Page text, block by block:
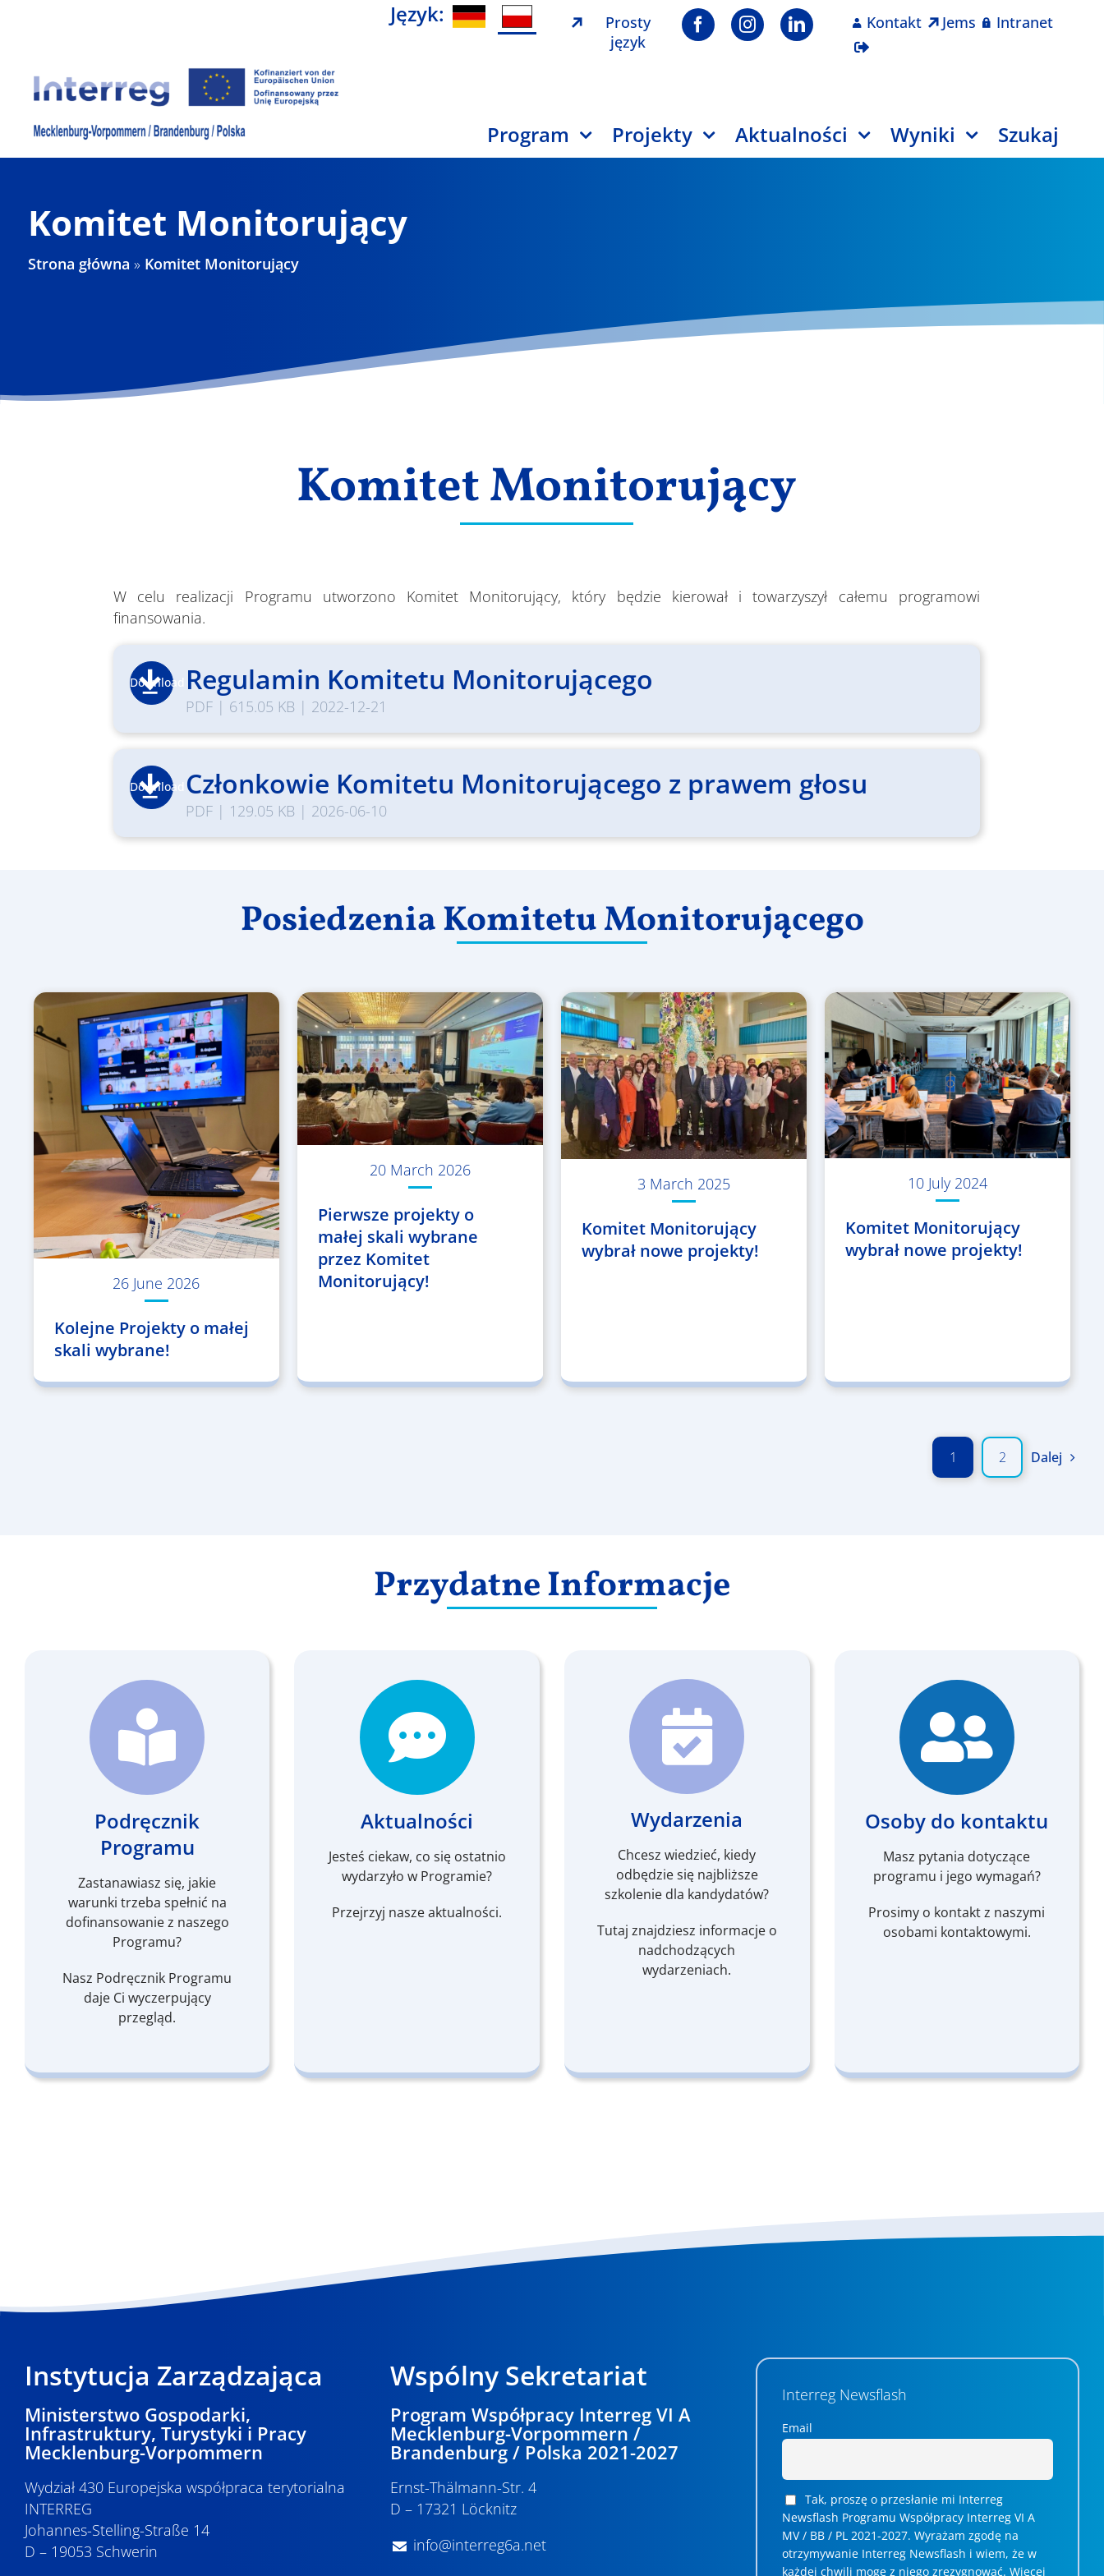
Język:
Prosty
język
Kontakt Jems Intranet
Program Projekty Aktualności Wyniki Szukaj
Komitet Monitorujący
Strona główna » Komitet Monitorujący
Komitet Monitorujący
W celu realizacji Programu utworzono Komitet Monitorujący, który będzie kierował i towarzyszył całemu programowi
finansowania.
Download Regulamin Komitetu Monitorującego
PDF| 615.05 KB | 2022-12-21
Download Członkowie Komitetu Monitorującego z prawem głosu
PDF| 129.05 KB | 2026-06-10
Posiedzenia Komitetu Monitorującego
26 June 2026
Kolejne Projekty o małej
skali wybrane!
20 March 2026
Pierwsze projekty o
małej skali wybrane
przez Komitet
Monitorujący!
3 March 2025
Komitet Monitorujący
wybrał nowe projekty!
10 July 2024
Komitet Monitorujący
wybrał nowe projekty!
1 2 Dalej
Przydatne Informacje
Podręcznik
Programu
Zastanawiasz się, jakie
warunki trzeba spełnić na
dofinansowanie z naszego
Programu?
Nasz Podręcznik Programu
daje Ci wyczerpujący
przegląd.
Aktualności
Jesteś ciekaw, co się ostatnio
wydarzyło w Programie?
Przejrzyj nasze aktualności.
Wydarzenia
Chcesz wiedzieć, kiedy
odbędzie się najbliższe
szkolenie dla kandydatów?
Tutaj znajdziesz informacje o
nadchodzących
wydarzeniach.
Osoby do kontaktu
Masz pytania dotyczące
programu i jego wymagań?
Prosimy o kontakt z naszymi
osobami kontaktowymi.
Instytucja Zarządzająca
Ministerstwo Gospodarki,
Infrastruktury, Turystyki i Pracy
Mecklenburg-Vorpommern
Wydział 430 Europejska współpraca terytorialna
INTERREG
Johannes-Stelling-Straße 14
D – 19053 Schwerin
Wspólny Sekretariat
Program Współpracy Interreg VI A
Mecklenburg-Vorpommern /
Brandenburg / Polska 2021-2027
Ernst-Thälmann-Str. 4
D – 17321 Löcknitz
info@interreg6a.net
Interreg Newsflash
Email
Tak, proszę o przesłanie mi Interreg
Newsflash Programu Współpracy Interreg VI A
MV / BB / PL 2021-2027. Wyrażam zgodę na
otrzymywanie Interreg Newsflash i wiem, że w
każdej chwili mogę z niego zrezygnować. ­­Więcej